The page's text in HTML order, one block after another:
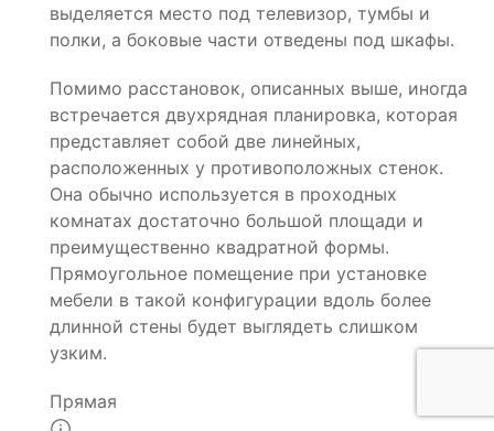
выделяется место под телевизор, тумбы и
полки, а боковые части отведены под шкафы.
Помимо расстановок, описанных выше, иногда
встречается двухрядная планировка, которая
представляет собой две линейных,
расположенных у противоположных стенок.
Она обычно используется в проходных
комнатах достаточно большой площади и
преимущественно квадратной формы.
Прямоугольное помещение при установке
мебели в такой конфигурации вдоль более
длинной стены будет выглядеть слишком
узким.
Прямая